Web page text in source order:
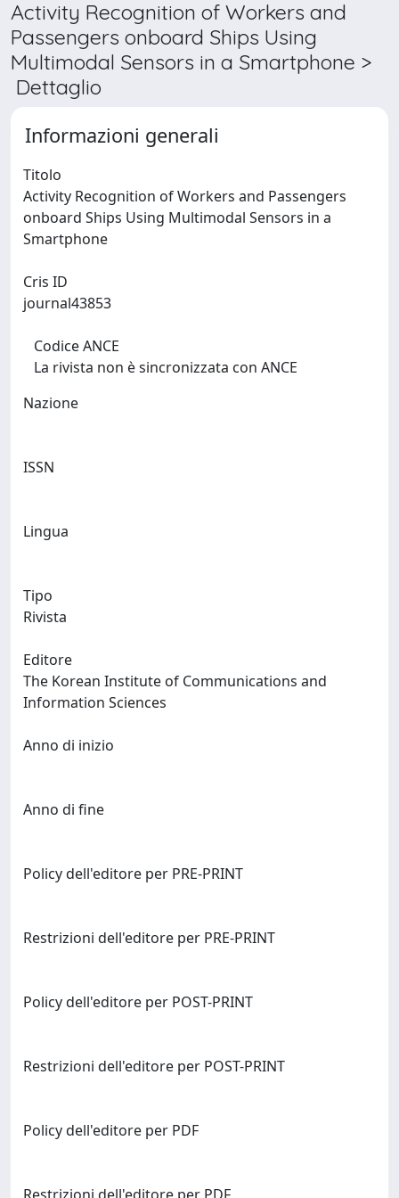
Activity Recognition of Workers and
Passengers onboard Ships Using
Multimodal Sensors in a Smartphone >
Dettaglio
Informazioni generali
Titolo
Activity Recognition of Workers and Passengers
onboard Ships Using Multimodal Sensors in a
Cris ID
Codice ANCE
La rivista non è sincronizzata con ANCE
Nazione
ISSN
Lingua
Tipo
Rivista
Editore
The Korean Institute of Communications and
Anno di inizio
Anno di fine
Policy dell'editore per PRE-PRINT
Restrizioni dell'editore per PRE-PRINT
Policy dell'editore per POST-PRINT
Restrizioni dell'editore per POST-PRINT
Policy dell'editore per PDF